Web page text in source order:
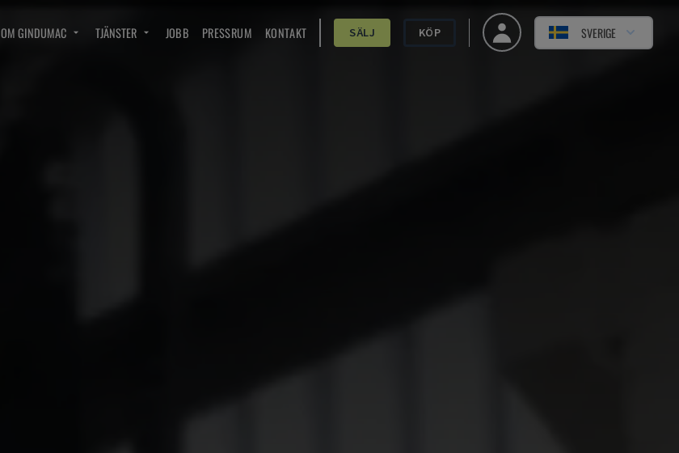
OM GINDUMAC TJÄNSTER JOBB PRESSRUM KONTAKT SÄLJ KÖP SVERIGE